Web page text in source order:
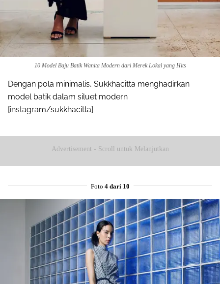
10 Model Baju Batik Wanita Modern dari Merek Lokal yang Hits
Dengan pola minimalis, Sukkhacitta menghadirkan
model batik dalam siluet modern
[instagram/sukkhacitta]
Advertisement - Scroll untuk Melanjutkan
Foto 4 dari 10